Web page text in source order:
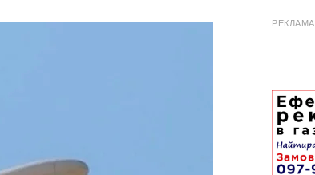
РЕКЛАМА